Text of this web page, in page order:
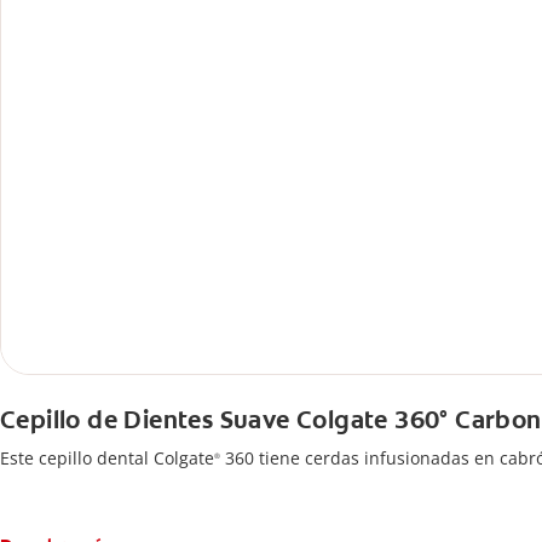
Cepillo de Dientes Suave Colgate 360° Carbon
Este cepillo dental Colgate® 360 tiene cerdas infusionadas en